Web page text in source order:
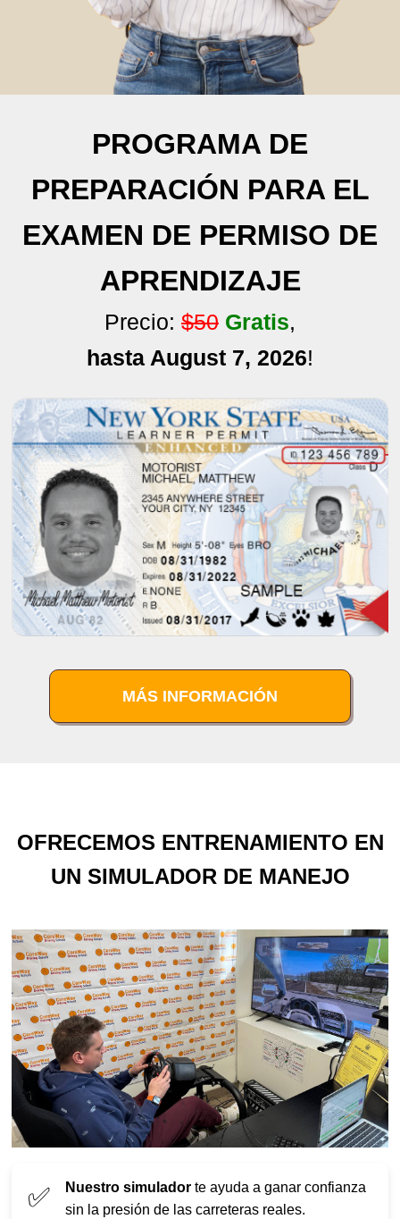
PROGRAMA DE
PREPARACIÓN PARA EL
EXAMEN DE PERMISO DE
APRENDIZAJE
Precio: $50 Gratis,
hasta August 7, 2026!
MÁS INFORMACIÓN
OFRECEMOS ENTRENAMIENTO EN
UN SIMULADOR DE MANEJO
✅ Nuestro simulador te ayuda a ganar confianza
sin la presión de las carreteras reales.